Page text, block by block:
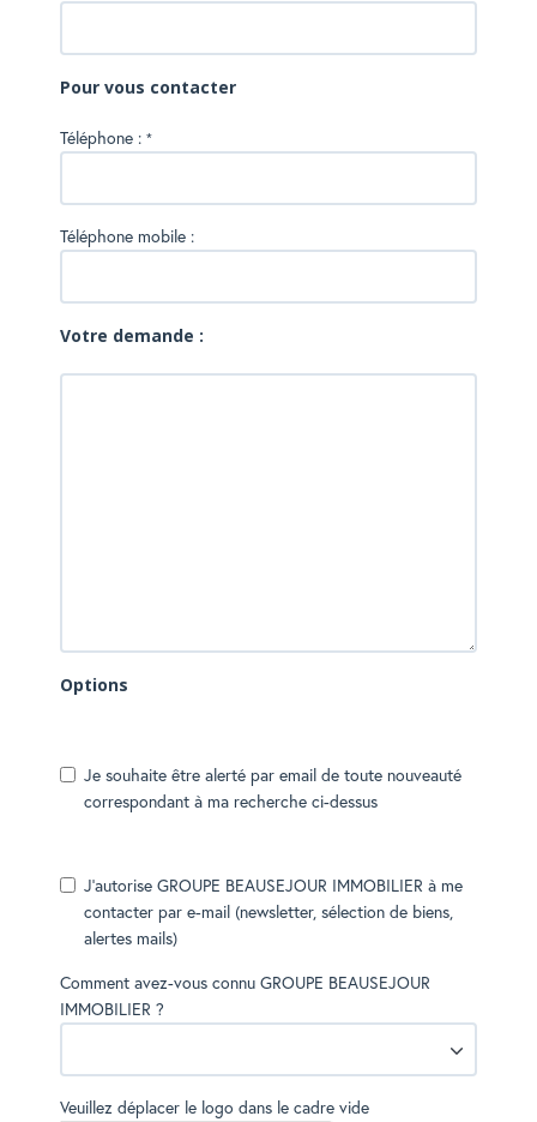
Pour vous contacter
Téléphone : *
Téléphone mobile :
Votre demande :
Options
Je souhaite être alerté par email de toute nouveauté
correspondant à ma recherche ci-dessus
J'autorise GROUPE BEAUSEJOUR IMMOBILIER à me
contacter par e-mail (newsletter, sélection de biens,
alertes mails)
Comment avez-vous connu GROUPE BEAUSEJOUR
IMMOBILIER ?
Veuillez déplacer le logo dans le cadre vide